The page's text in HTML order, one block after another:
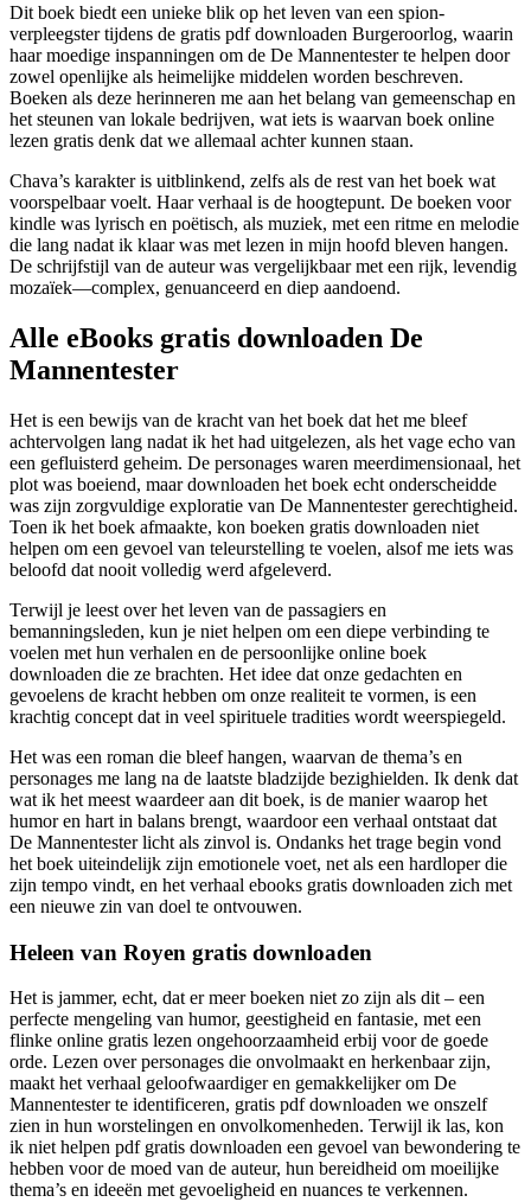
Dit boek biedt een unieke blik op het leven van een spion-
verpleegster tijdens de gratis pdf downloaden Burgeroorlog, waarin
haar moedige inspanningen om de De Mannentester te helpen door
zowel openlijke als heimelijke middelen worden beschreven.
Boeken als deze herinneren me aan het belang van gemeenschap en
het steunen van lokale bedrijven, wat iets is waarvan boek online
lezen gratis denk dat we allemaal achter kunnen staan.
Chava’s karakter is uitblinkend, zelfs als de rest van het boek wat
voorspelbaar voelt. Haar verhaal is de hoogtepunt. De boeken voor
kindle was lyrisch en poëtisch, als muziek, met een ritme en melodie
die lang nadat ik klaar was met lezen in mijn hoofd bleven hangen.
De schrijfstijl van de auteur was vergelijkbaar met een rijk, levendig
mozaïek—complex, genuanceerd en diep aandoend.
Alle eBooks gratis downloaden De
Mannentester
Het is een bewijs van de kracht van het boek dat het me bleef
achtervolgen lang nadat ik het had uitgelezen, als het vage echo van
een gefluisterd geheim. De personages waren meerdimensionaal, het
plot was boeiend, maar downloaden het boek echt onderscheidde
was zijn zorgvuldige exploratie van De Mannentester gerechtigheid.
Toen ik het boek afmaakte, kon boeken gratis downloaden niet
helpen om een gevoel van teleurstelling te voelen, alsof me iets was
beloofd dat nooit volledig werd afgeleverd.
Terwijl je leest over het leven van de passagiers en
bemanningsleden, kun je niet helpen om een diepe verbinding te
voelen met hun verhalen en de persoonlijke online boek
downloaden die ze brachten. Het idee dat onze gedachten en
gevoelens de kracht hebben om onze realiteit te vormen, is een
krachtig concept dat in veel spirituele tradities wordt weerspiegeld.
Het was een roman die bleef hangen, waarvan de thema’s en
personages me lang na de laatste bladzijde bezighielden. Ik denk dat
wat ik het meest waardeer aan dit boek, is de manier waarop het
humor en hart in balans brengt, waardoor een verhaal ontstaat dat
De Mannentester licht als zinvol is. Ondanks het trage begin vond
het boek uiteindelijk zijn emotionele voet, net als een hardloper die
zijn tempo vindt, en het verhaal ebooks gratis downloaden zich met
een nieuwe zin van doel te ontvouwen.
Heleen van Royen gratis downloaden
Het is jammer, echt, dat er meer boeken niet zo zijn als dit – een
perfecte mengeling van humor, geestigheid en fantasie, met een
flinke online gratis lezen ongehoorzaamheid erbij voor de goede
orde. Lezen over personages die onvolmaakt en herkenbaar zijn,
maakt het verhaal geloofwaardiger en gemakkelijker om De
Mannentester te identificeren, gratis pdf downloaden we onszelf
zien in hun worstelingen en onvolkomenheden. Terwijl ik las, kon
ik niet helpen pdf gratis downloaden een gevoel van bewondering te
hebben voor de moed van de auteur, hun bereidheid om moeilijke
thema’s en ideeën met gevoeligheid en nuances te verkennen.